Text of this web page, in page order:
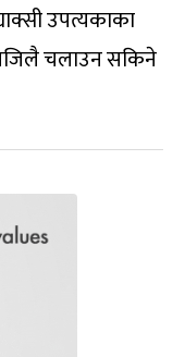
उपत्यकाका
चलाउन सकिने